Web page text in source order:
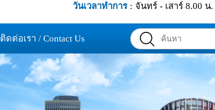
วันเวลาทำการ : จันทร์ - เสาร์ 8.00 น
ติดต่อเรา / Contact Us